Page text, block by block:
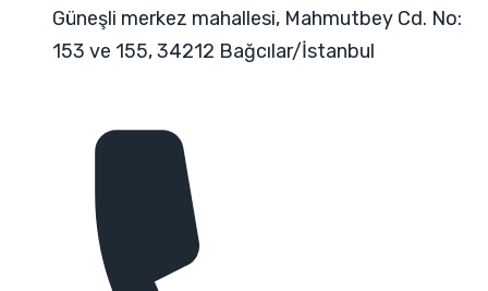
Güneşli merkez mahallesi, Mahmutbey Cd. No:
153 ve 155, 34212 Bağcılar/İstanbul